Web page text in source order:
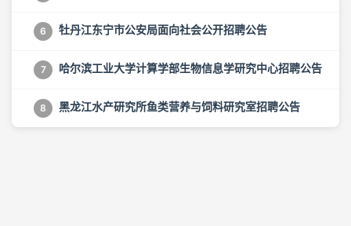
6 牡丹江东宁市公安局面向社会公开招聘公告
7 哈尔滨工业大学计算学部生物信息学研究中心招聘公告
8 黑龙江水产研究所鱼类营养与饲料研究室招聘公告